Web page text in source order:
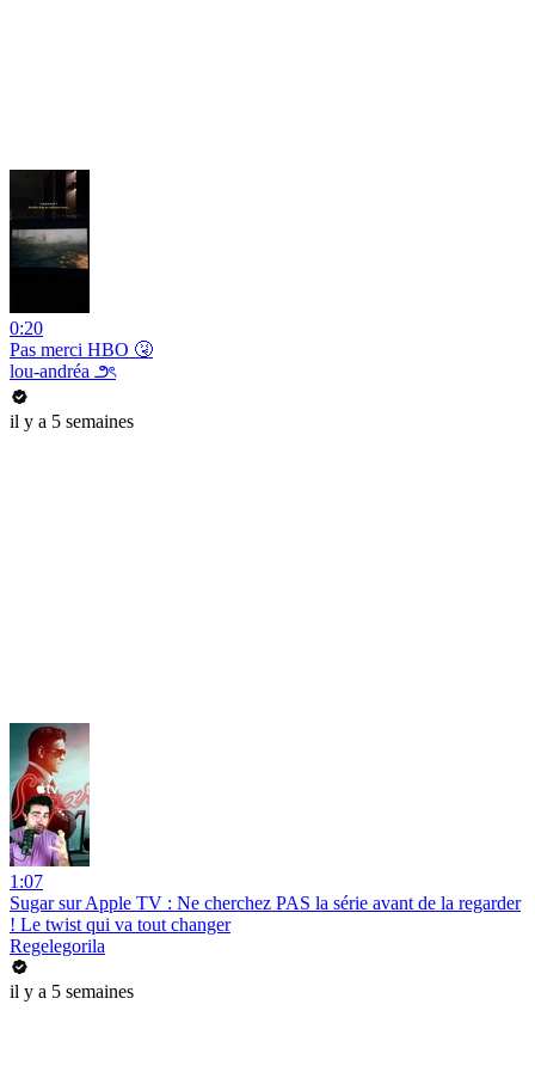
0:20
Pas merci HBO 🤧
lou-andréa ౨ৎ
il y a 5 semaines
1:07
Sugar sur Apple TV : Ne cherchez PAS la série avant de la regarder
! Le twist qui va tout changer
Regelegorila
il y a 5 semaines